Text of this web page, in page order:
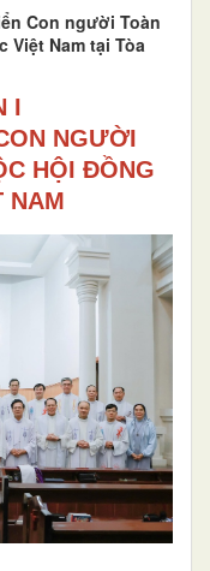
Con người Toàn
Việt Nam tại Tòa
I
NGƯỜI
HỘI ĐỒNG
NAM